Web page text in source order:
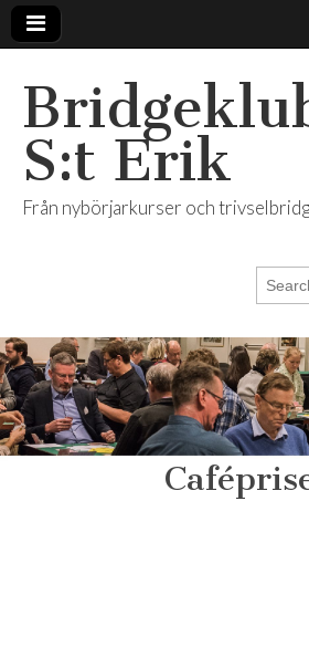
S:t Erik
Från nybörjarkurser och
Search
for: